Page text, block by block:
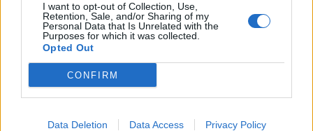
I want to opt-out of Collection, Use,
Retention, Sale, and/or Sharing of my
Personal Data that Is Unrelated with the
Purposes for which it was collected.
Opted Out
CONFIRM
Data Deletion Data Access Privacy Policy
sempre as suas montadas, e tenham cuidado, sendo
sempre defensivos. Não abdiquem dos
equipamentos de proteção, no off-road e na estrada.